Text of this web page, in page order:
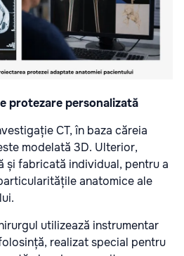
protezare personalizată
CT, în baza căreia
modelată 3D. Ulterior,
și fabricată individual, pentru a
anatomice ale
utilizează instrumentar
realizat special pentru